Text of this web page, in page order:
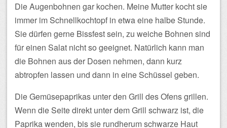
Die Augenbohnen gar kochen. Meine Mutter kocht sie
immer im Schnellkochtopf in etwa eine halbe Stunde.
Sie dürfen gerne Bissfest sein, zu weiche Bohnen sind
für einen Salat nicht so geeignet. Natürlich kann man
die Bohnen aus der Dosen nehmen, dann kurz
abtropfen lassen und dann in eine Schüssel geben.
Die Gemüsepaprikas unter den Grill des Ofens grillen.
Wenn die Seite direkt unter dem Grill schwarz ist, die
Paprika wenden, bis sie rundherum schwarze Haut